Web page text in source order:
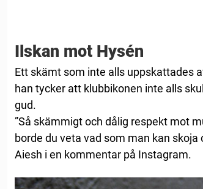
Ilskan mot Hysén
Ett skämt som inte alls uppskattades
han tycker att klubbikonen inte alls
gud.
”Så skämmigt och dålig respekt mot
borde du veta vad som man kan
Aiesh i en kommentar på Instagram.